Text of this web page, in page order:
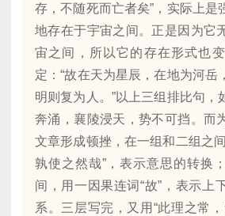
存，不随死而亡者矣”，实际上是
地存在于宇宙之间。正是因为它
宙之间，所以它的存在形式也
定：“故在天为星辰，在地为河岳
明则复为人。”以上三组排比句，
奔涌，襄陵浸天，势不可挡。而
文章形成顿挫，在一组和二组之
孰使之然哉”，表示意思的转换
间，用一因果连词“故”，表示上
系。三层写完，又用“此理之常